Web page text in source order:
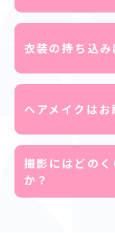
修正済みデータ
す。
※お急ぎ仕上げ（
Google Drive（
します。
衣装の持ち込
はい、可能です
いただくか、プ
ご利用いただけま
ヘアメイクは
はい、プロのヘ
ので、当日はノ
撮影にはどの
か？